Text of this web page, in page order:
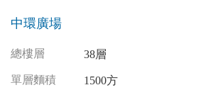
中環廣場
總樓層 38層
單層麵積 1500方